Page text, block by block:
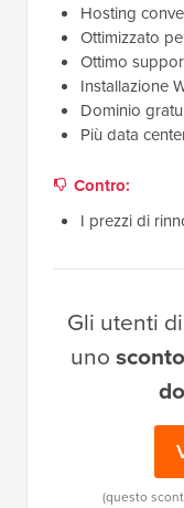
Hosting
Ottimizzato
Ottimo
Installazione
Dominio
Più data
Contro:
I prezzi di
Gli utenti
uno
(questo